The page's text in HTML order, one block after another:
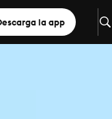
la app